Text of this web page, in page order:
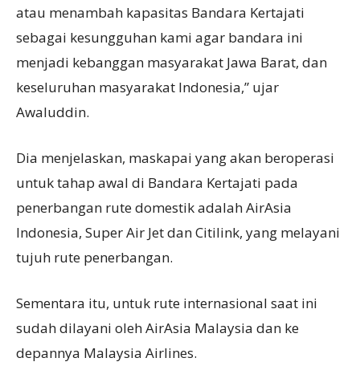
atau menambah kapasitas Bandara Kertajati
sebagai kesungguhan kami agar bandara ini
menjadi kebanggan masyarakat Jawa Barat, dan
keseluruhan masyarakat Indonesia,” ujar
Awaluddin.
Dia menjelaskan, maskapai yang akan beroperasi
untuk tahap awal di Bandara Kertajati pada
penerbangan rute domestik adalah AirAsia
Indonesia, Super Air Jet dan Citilink, yang melayani
tujuh rute penerbangan.
Sementara itu, untuk rute internasional saat ini
sudah dilayani oleh AirAsia Malaysia dan ke
depannya Malaysia Airlines.